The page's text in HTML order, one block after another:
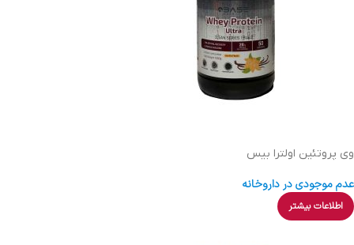
وی پروتئین اولترا بیس
عدم موجودی در داروخانه
اطلاعات بیشتر